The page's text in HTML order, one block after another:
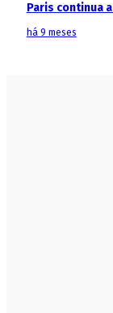
Paris continua
há 9 meses